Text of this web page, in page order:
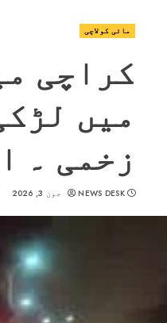
مائی کولاچی
کراچی
میں
زخمی ۔
NEWS DESK جون 3, 2026